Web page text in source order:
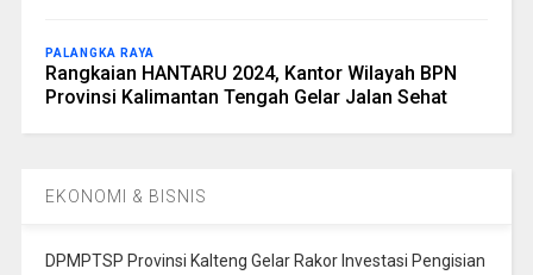
PALANGKA RAYA
Rangkaian HANTARU 2024, Kantor Wilayah BPN
Provinsi Kalimantan Tengah Gelar Jalan Sehat
EKONOMI & BISNIS
DPMPTSP Provinsi Kalteng Gelar Rakor Investasi Pengisian